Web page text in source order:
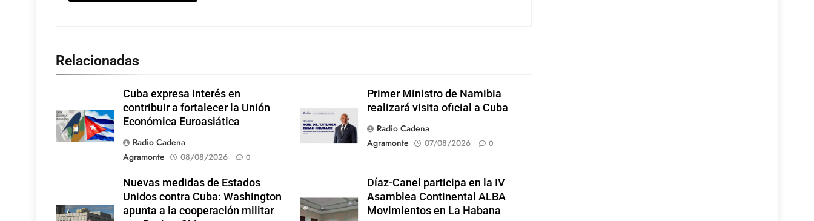
Relacionadas
Cuba expresa interés en
contribuir a fortalecer la Unión
Económica Euroasiática
Radio Cadena
Agramonte
08/08/2026 0
Primer Ministro de Namibia
realizará visita oficial a Cuba
Radio Cadena
Agramonte
07/08/2026 0
Nuevas medidas de Estados
Unidos contra Cuba: Washington
apunta a la cooperación militar
Díaz-Canel participa en la IV
Asamblea Continental ALBA
Movimientos en La Habana